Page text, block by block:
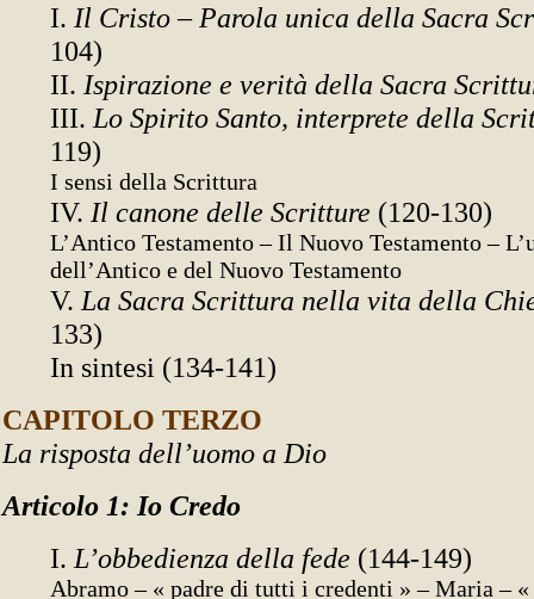
I. Il Cristo – Parola unica della Sacra
104)
II. Ispirazione e verità della Sacra
III. Lo Spirito Santo, interprete della
119)
I sensi della Scrittura
IV. Il canone delle Scritture (120-130)
L’Antico Testamento – Il Nuovo Testamento –
dell’Antico e del Nuovo Testamento
V. La Sacra Scrittura nella vita della
133)
In sintesi (134-141)
CAPITOLO TERZO
La risposta dell’uomo a Dio
Articolo 1: Io Credo
I. L’obbedienza della fede (144-149)
Abramo – « padre di tutti i credenti » – Maria –